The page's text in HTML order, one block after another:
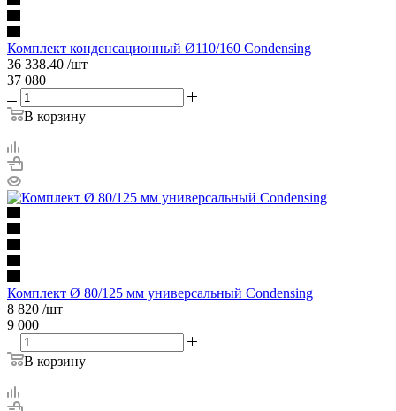
Комплект конденсационный Ø110/160 Condensing
36 338.40 /шт
37 080
В корзину
Комплект Ø 80/125 мм универсальный Condensing
8 820 /шт
9 000
В корзину